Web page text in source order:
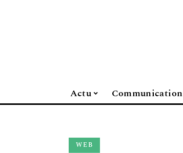
Actu Communication
WEB